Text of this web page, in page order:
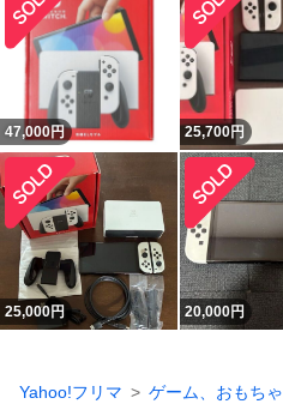
47,000円 25,700円
25,000円 20,000円
Yahoo!フリマ ゲーム、おもちゃ